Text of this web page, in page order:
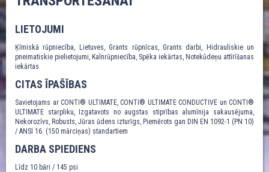
LIETOJUMI
Ķīmiskā rūpniecība, Lietuves, Grants rūpnīcas, Grants darbi, Hidrauliskie un
pneimatiskie pielietojumi, Kalnrūpniecība, Spēka iekārtas, Notekūdeņu attīrīšanas
iekārtas
CITAS ĪPAŠĪBAS
Savietojams ar CONTI® ULTIMATE, CONTI® ULTIMATE CONDUCTIVE un CONTI®
ULTIMATE starpliku, Izgatavots no augstas stiprības alumīnija sakausējuma,
Nekorozīvs, Robusts, Jūras ūdens izturīgs, Piemērots gan DIN EN 1092-1 (PN 10)
/ ANSI 16. (150 mārciņas) standartiem
DARBA SPIEDIENS
Līdz 10 bāri / 145 psi